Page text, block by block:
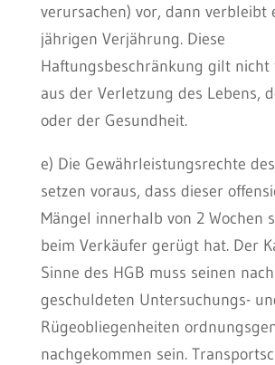
verursachen) vor, dann verbleibt
jährigen Verjährung. Diese
Haftungsbeschränkung gilt nicht
aus der Verletzung des Lebens,
oder der Gesundheit.
e) Die Gewährleistungsrechte
setzen voraus, dass dieser
Mängel innerhalb von 2 Wochen
beim Verkäufer gerügt hat. Der
Sinne des HGB muss seinen
geschuldeten Untersuchungs-
Rügeobliegenheiten
nachgekommen sein.